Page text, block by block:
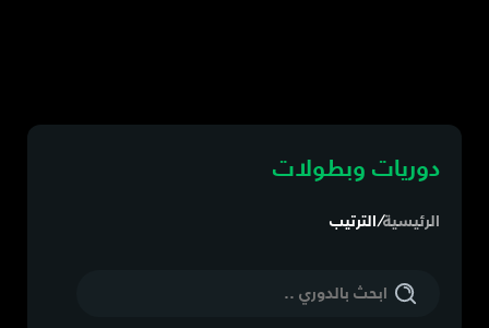
دوريات وبطولات
الرئيسية/الترتيب